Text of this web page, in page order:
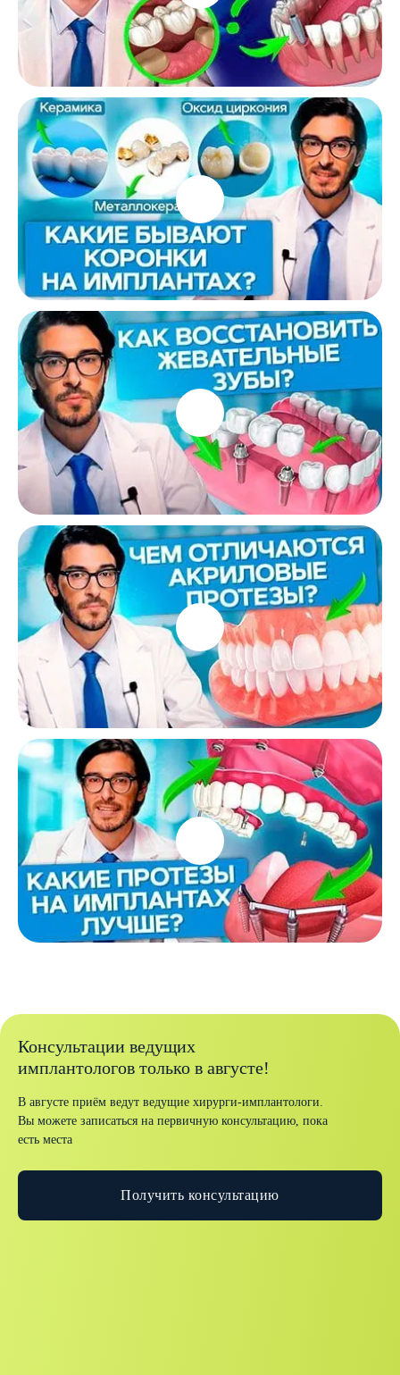
Консультации ведущих
имплантологов только в августе!
В августе приём ведут ведущие хирурги-имплантологи.
Вы можете записаться на первичную консультацию, пока
есть места
Получить консультацию